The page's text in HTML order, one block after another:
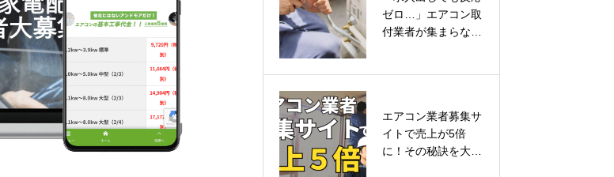
ゼロ…」エアコン取
付業者が集まらない
エアコン業者募集サ
イトで売上が5倍
に！その秘訣を大公
株式会社BRAVE 様
株式会社ANDMORE
様